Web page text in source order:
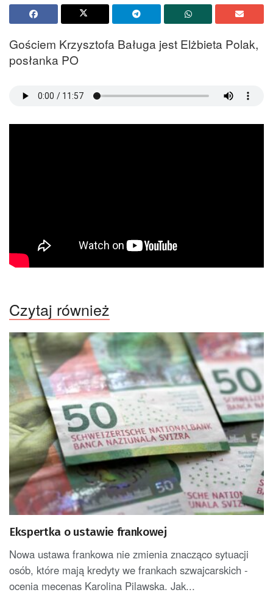
Gościem Krzysztofa Baługa jest Elżbieta Polak,
posłanka PO
Czytaj również
Ekspertka o ustawie frankowej
Nowa ustawa frankowa nie zmienia znacząco sytuacji
osób, które mają kredyty we frankach szwajcarskich -
ocenia mecenas Karolina Pilawska. Jak...